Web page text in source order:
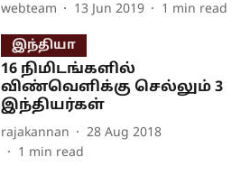
webteam 13 Jun 2019 1 min read
இந்தியா
16 நிமிடங்களில்
விண்வெளிக்கு செல்லும் 3
இந்தியர்கள்
rajakannan
28 Aug 2018
1 min read